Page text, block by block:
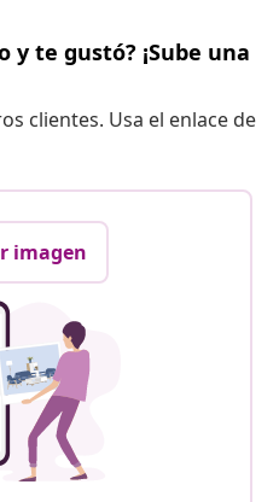
te gustó? ¡Sube una
clientes. Usa el enlace de
imagen